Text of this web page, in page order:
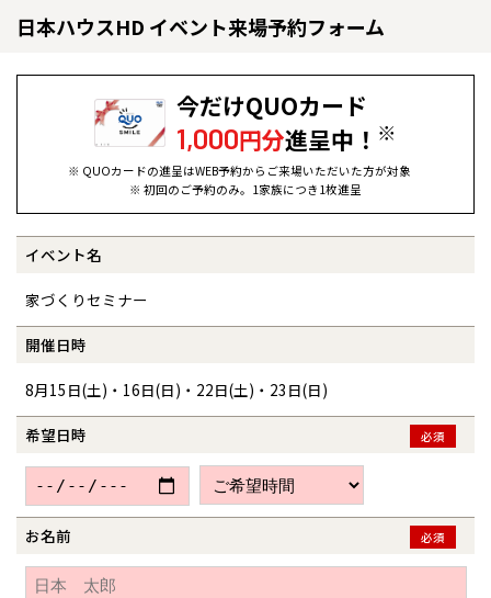
日本ハウスHD イベント来場予約フォーム
今だけQUOカード
1,000円分進呈中！ ※
※ QUOカードの進呈はWEB予約からご来場いただいた方が対象
※ 初回のご予約のみ。1家族につき1枚進呈
イベント名
家づくりセミナー
開催日時
8月15日(土)・16日(日)・22日(土)・23日(日)
希望日時 必須
お名前 必須
全国の展示場
北海道
札幌
道央
道北
東北
青森
秋田
甲信越・北陸
新潟
関東
お近くのイベント
北海道
札幌
札幌
小樽
苫小牧千歳
小樽
道北
道南
東北
青森県
青森
秋田県
秋田
岩手県
盛岡
甲信越・北陸
新潟県
新潟
長岡
山梨県
甲府
関東